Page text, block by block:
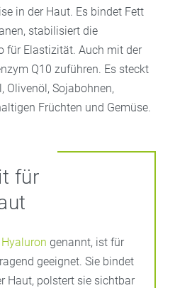
in der Haut. Es bindet Fett
stabilisiert die
für Elastizität. Auch mit der
Q10 zuführen. Es steckt
Olivenöl, Sojabohnen,
Früchten und Gemüse.
für
Hyaluron genannt, ist für
geeignet. Sie bindet
Haut, polstert sie sichtbar